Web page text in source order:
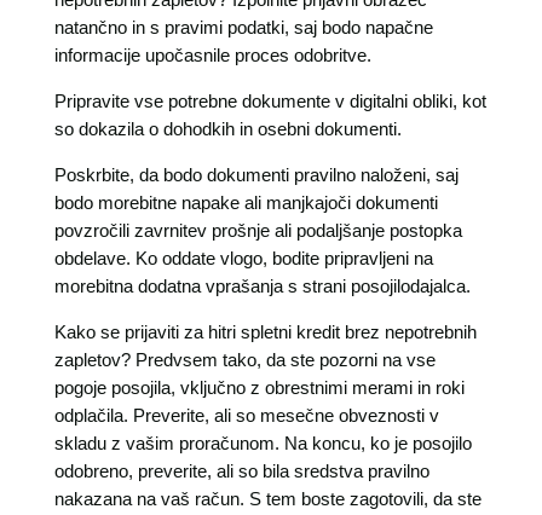
natančno in s pravimi podatki, saj bodo napačne
informacije upočasnile proces odobritve.
Pripravite vse potrebne dokumente v digitalni obliki, kot
so dokazila o dohodkih in osebni dokumenti.
Poskrbite, da bodo dokumenti pravilno naloženi, saj
bodo morebitne napake ali manjkajoči dokumenti
povzročili zavrnitev prošnje ali podaljšanje postopka
obdelave. Ko oddate vlogo, bodite pripravljeni na
morebitna dodatna vprašanja s strani posojilodajalca.
Kako se prijaviti za hitri spletni kredit brez nepotrebnih
zapletov? Predvsem tako, da ste pozorni na vse
pogoje posojila, vključno z obrestnimi merami in roki
odplačila. Preverite, ali so mesečne obveznosti v
skladu z vašim proračunom. Na koncu, ko je posojilo
odobreno, preverite, ali so bila sredstva pravilno
nakazana na vaš račun. S tem boste zagotovili, da ste